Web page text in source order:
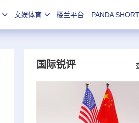
文娱体育 楼兰平台 PANDA
国际锐评